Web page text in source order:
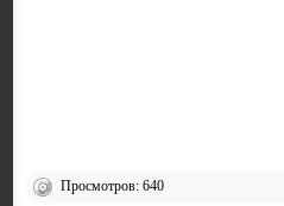
Просмотров: 640